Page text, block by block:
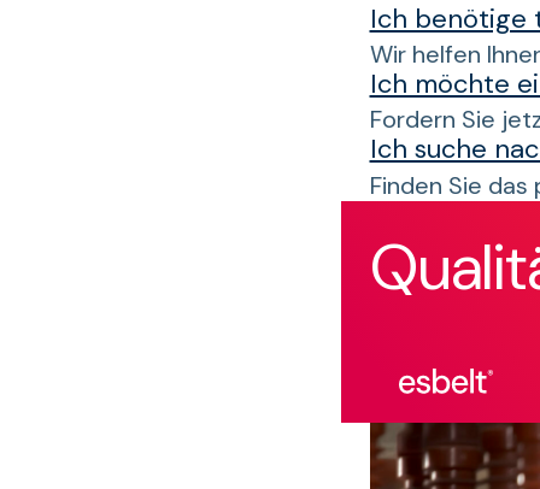
Ich benötige
Wir helfen
Ich möchte
Fordern Sie
Ich suche
Finden Sie